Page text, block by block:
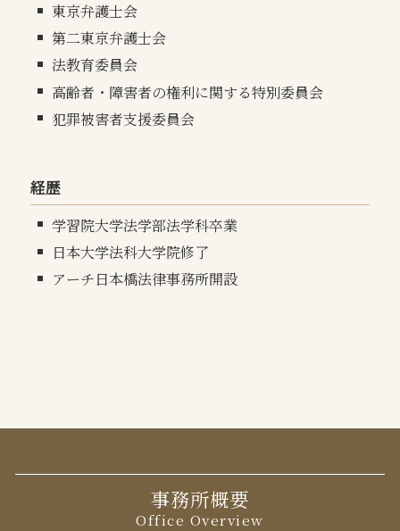
東京弁護士会
第二東京弁護士会
法教育委員会
高齢者・障害者の権利に関する特別委員会
犯罪被害者支援委員会
経歴
学習院大学法学部法学科卒業
日本大学法科大学院修了
アーチ日本橋法律事務所開設
事務所概要
Office Overview